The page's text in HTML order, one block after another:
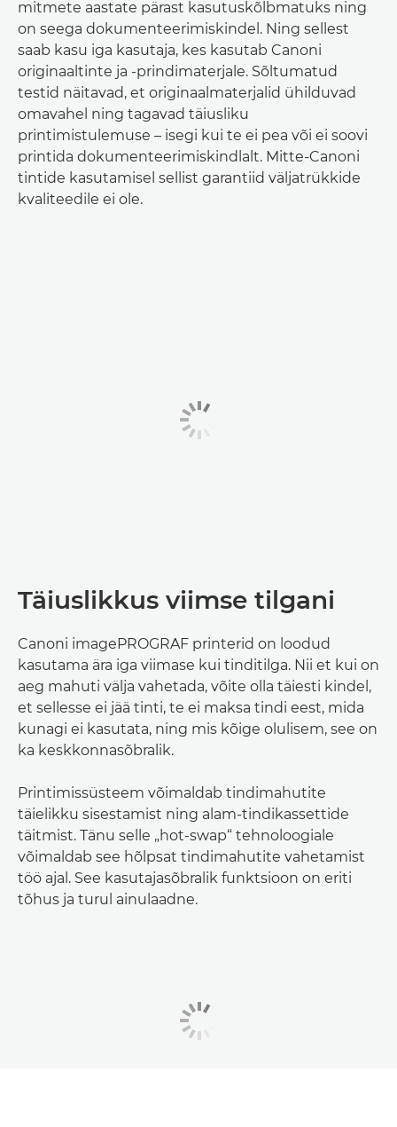
mitmete aastate pärast kasutuskõlbmatuks ning
on seega dokumenteerimiskindel. Ning sellest
saab kasu iga kasutaja, kes kasutab Canoni
originaaltinte ja -prindimaterjale. Sõltumatud
testid näitavad, et originaalmaterjalid ühilduvad
omavahel ning tagavad täiusliku
printimistulemuse – isegi kui te ei pea või ei soovi
printida dokumenteerimiskindlalt. Mitte-Canoni
tintide kasutamisel sellist garantiid väljatrükkide
kvaliteedile ei ole.
Täiuslikkus viimse tilgani
Canoni imagePROGRAF printerid on loodud
kasutama ära iga viimase kui tinditilga. Nii et kui on
aeg mahuti välja vahetada, võite olla täiesti kindel,
et sellesse ei jää tinti, te ei maksa tindi eest, mida
kunagi ei kasutata, ning mis kõige olulisem, see on
ka keskkonnasõbralik.
Printimissüsteem võimaldab tindimahutite
täielikku sisestamist ning alam-tindikassettide
täitmist. Tänu selle „hot-swap“ tehnoloogiale
võimaldab see hõlpsat tindimahutite vahetamist
töö ajal. See kasutajasõbralik funktsioon on eriti
tõhus ja turul ainulaadne.